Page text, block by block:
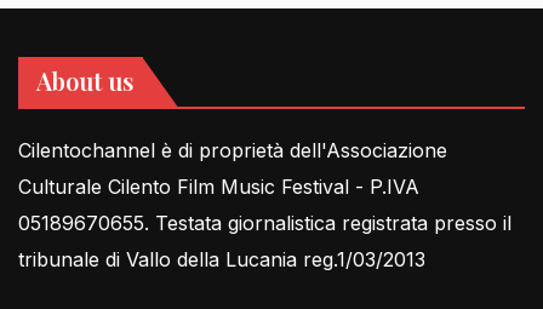
About us
Cilentochannel è di proprietà dell'Associazione
Culturale Cilento Film Music Festival - P.IVA
05189670655. Testata giornalistica registrata presso il
tribunale di Vallo della Lucania reg.1/03/2013